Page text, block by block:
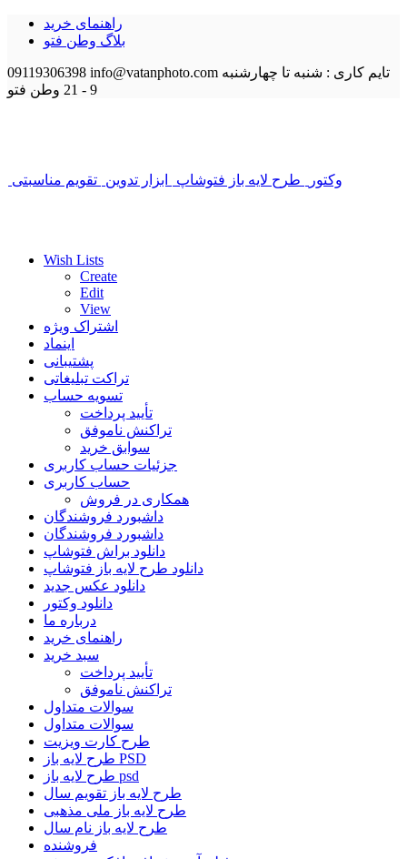
راهنمای خرید
بلاگ وطن فتو
09119306398 info@vatanphoto.com تایم کاری : شنبه تا چهارشنبه
9 - 21
وطن فتو
وکتور طرح لایه باز فتوشاپ ابزار تدوین تقویم مناسبتی
Wish Lists
Create
Edit
View
اشتراک ویژه
اینماد
پشتیبانی
تراکت تبلیغاتی
تسویه حساب
تأیید پرداخت
تراکنش ناموفق
سوابق خرید
جزئیات حساب کاربری
حساب کاربری
همکاری در فروش
داشبورد فروشندگان
داشبورد فروشندگان
دانلود براش فتوشاپ
دانلود طرح لایه باز فتوشاپ
دانلود عکس جدید
دانلود وکتور
درباره ما
راهنمای خرید
سبد خرید
تأیید پرداخت
تراکنش ناموفق
سوالات متداول
سوالات متداول
طرح کارت ویزیت
طرح لایه باز PSD
طرح لایه باز psd
طرح لایه باز تقویم سال
طرح لایه باز ملی مذهبی
طرح لایه باز نام سال
فروشنده